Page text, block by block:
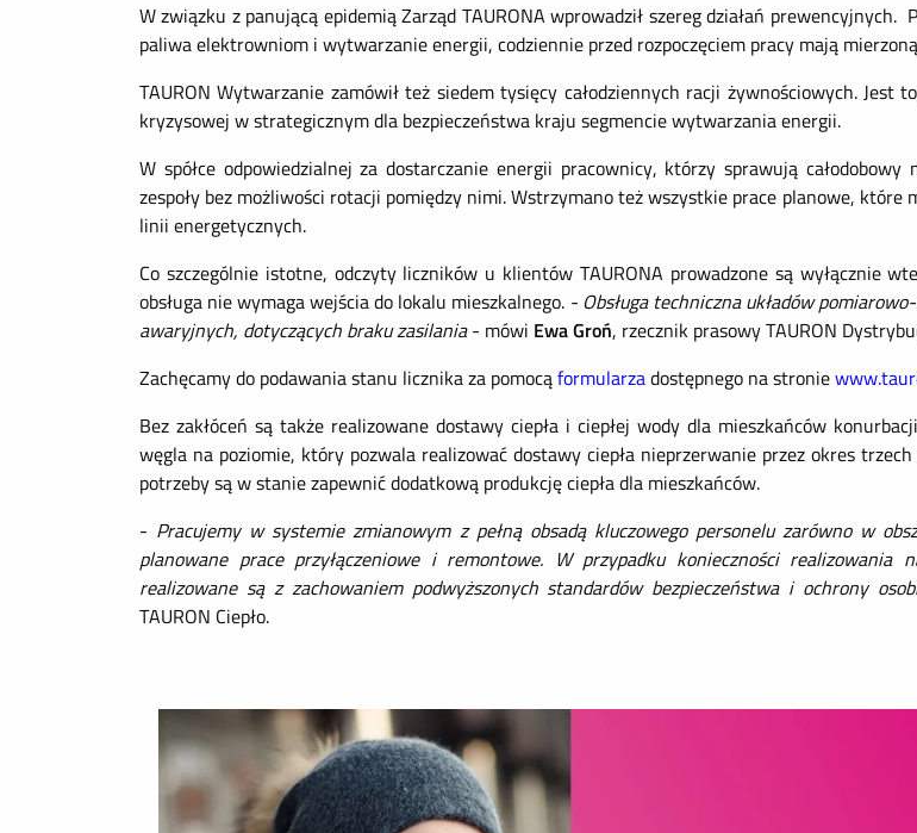
W związku z panującą epidemią Zarząd TAURONA wprowadził szereg działań
paliwa elektrowniom i wytwarzanie energii, codziennie przed rozpoczęciem pracy mają
TAURON Wytwarzanie zamówił też siedem tysięcy całodziennych racji żywnościowych.
kryzysowej w strategicznym dla bezpieczeństwa kraju segmencie wytwarzania energii.
W spółce odpowiedzialnej za dostarczanie energii pracownicy, którzy sprawują
zespoły bez możliwości rotacji pomiędzy nimi. Wstrzymano też wszystkie prace planowe, które
linii energetycznych.
Co szczególnie istotne, odczyty liczników u klientów TAURONA prowadzone są wyłącznie
obsługa nie wymaga wejścia do lokalu mieszkalnego. - Obsługa techniczna układów
awaryjnych, dotyczących braku zasilania- mówi Ewa Groń, rzecznik prasowy TAURON
Zachęcamy do podawania stanu licznika za pomocąformularzadostępnego na stronie
Bez zakłóceń są także realizowane dostawy ciepła i ciepłej wody dla mieszkańców
węgla na poziomie, który pozwala realizować dostawy ciepła nieprzerwanie przez okres
potrzeby są w stanie zapewnić dodatkową produkcję ciepła dla mieszkańców.
- Pracujemy w systemie zmianowym z pełną obsadą kluczowego personelu zarówno w
planowane prace przyłączeniowe i remontowe. W przypadku konieczności
realizowane są z zachowaniem podwyższonych standardów bezpieczeństwa i ochrony
TAURON Ciepło.